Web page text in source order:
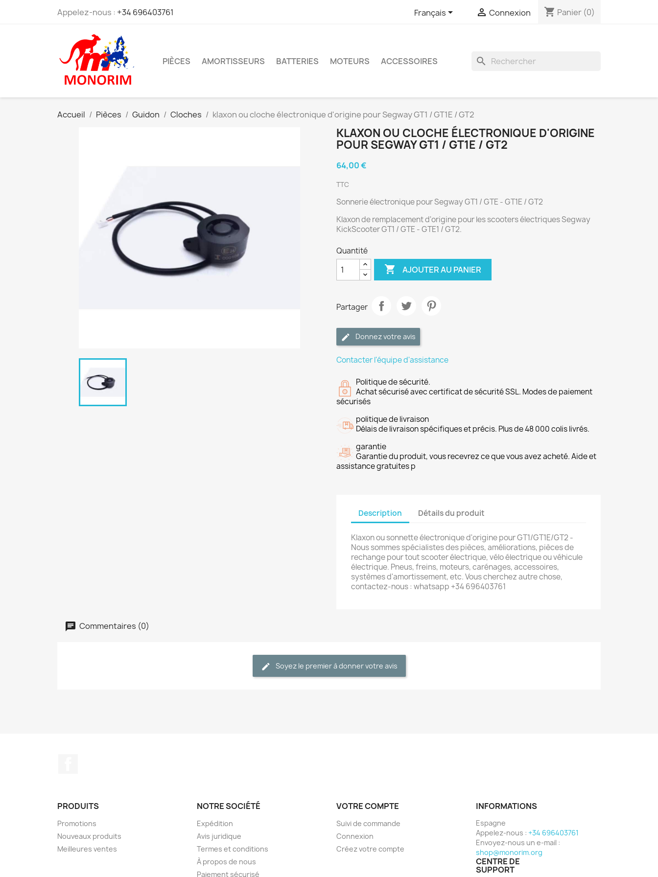
Appelez-nous : +34 696403761 Français  Connexion shopping_cart Panier (0)
PIÈCES AMORTISSEURS BATTERIES MOTEURS ACCESSOIRES search
Accueil Pièces Guidon Cloches klaxon ou cloche électronique d'origine pour Segway GT1 / GT1E / GT2
KLAXON OU CLOCHE ÉLECTRONIQUE D'ORIGINE
POUR SEGWAY GT1 / GT1E / GT2
64,00 €
TTC
Sonnerie électronique pour Segway GT1 / GTE - GT1E / GT2
Klaxon de remplacement d'origine pour les scooters électriques Segway
KickScooter GT1 / GTE - GTE1 / GT2.
Quantité
 AJOUTER AU PANIER
Partager
Donnez votre avis
Contacter l'équipe d'assistance
Politique de sécurité.
Achat sécurisé avec certificat de sécurité SSL. Modes de paiement
sécurisés
politique de livraison
Délais de livraison spécifiques et précis. Plus de 48 000 colis livrés.
garantie
Garantie du produit, vous recevrez ce que vous avez acheté. Aide et
assistance gratuites p
Description Détails du produit
Klaxon ou sonnette électronique d'origine pour GT1/GT1E/GT2 -
Nous sommes spécialistes des pièces, améliorations, pièces de
rechange pour tout scooter électrique, vélo électrique ou véhicule
électrique. Pneus, freins, moteurs, carénages, accessoires,
systèmes d'amortissement, etc. Vous cherchez autre chose,
contactez-nous : whatsapp +34 696403761
Commentaires (0)
Soyez le premier à donner votre avis
PRODUITS
Promotions
Nouveaux produits
Meilleures ventes
NOTRE SOCIÉTÉ
Expédition
Avis juridique
Termes et conditions
À propos de nous
Paiement sécurisé
VOTRE COMPTE
Suivi de commande
Connexion
Créez votre compte
INFORMATIONS
Espagne
Appelez-nous : +34 696403761
Envoyez-nous un e-mail :
shop@monorim.org
CENTRE DE
SUPPORT